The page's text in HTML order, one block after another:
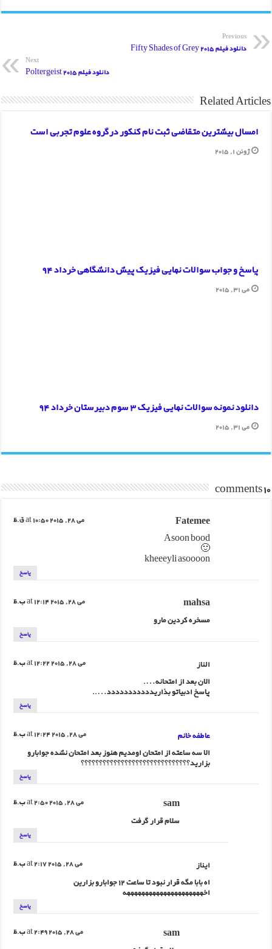
Previous
دانلود فیلم Fifty Shades of Grey 2015
Next
دانلود فیلم Poltergeist 2015
Related Articles
امسال بیشترین متقاضی ثبت نام کنکور درگروه علوم تجربی است
ژوئن 1, 2015
پاسخ و جواب سوالات نهایی فیزیک پیش دانشگاهی خرداد 94
می 31, 2015
دانلود نمونه سوالات نهایی فیزیک 3 سوم دبیرستان خرداد 94
می 31, 2015
10 comments
Fatemee می 28, 2015 at 10:50 ق.ظ
Asoon bood
🙂
kheeeyli asoooon
پاسخ
mahsa می 28, 2015 at 12:14 ب.ظ
مسخره کردین مارو
پاسخ
الناز می 28, 2015 at 12:22 ب.ظ
الان بعد از امتحانه….
پاسخ ادبیاتو بذاریددددددددددد…..
پاسخ
عاطفه خانم می 28, 2015 at 12:24 ب.ظ
الا سه ساعته از امتحان اومدیم هنوز بعد امتحان نشده جوابارو
بزارید؟؟؟؟؟؟؟؟؟؟؟؟؟؟؟؟؟؟؟؟؟؟؟؟؟؟؟؟؟؟
پاسخ
sam می 28, 2015 at 2:50 ب.ظ
سلام قرار گرفت
پاسخ
ایناز می 28, 2015 at 2:17 ب.ظ
اه بابا مگه قرار نبود تا ساعت 12 جوابارو بزارین
اخهههههههههههههههههههههه
پاسخ
sam می 28, 2015 at 2:49 ب.ظ